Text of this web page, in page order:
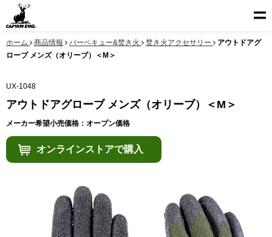
ホーム 商品情報 バーベキュー&焚き火 焚き火アクセサリー
アウトドアグ
ローブ メンズ（オリーブ）＜M＞
UX-1048
アウトドアグローブ メンズ（オリーブ）＜M＞
メーカー希望小売価格：オープン価格
オンラインストアで購入